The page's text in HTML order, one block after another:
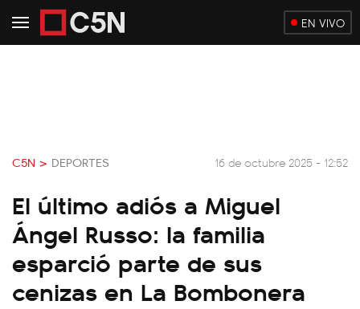
EN VIVO
C5N > DEPORTES 16 de octubre 2025 - 12:52
El último adiós a Miguel
Ángel Russo: la familia
esparció parte de sus
cenizas en La Bombonera